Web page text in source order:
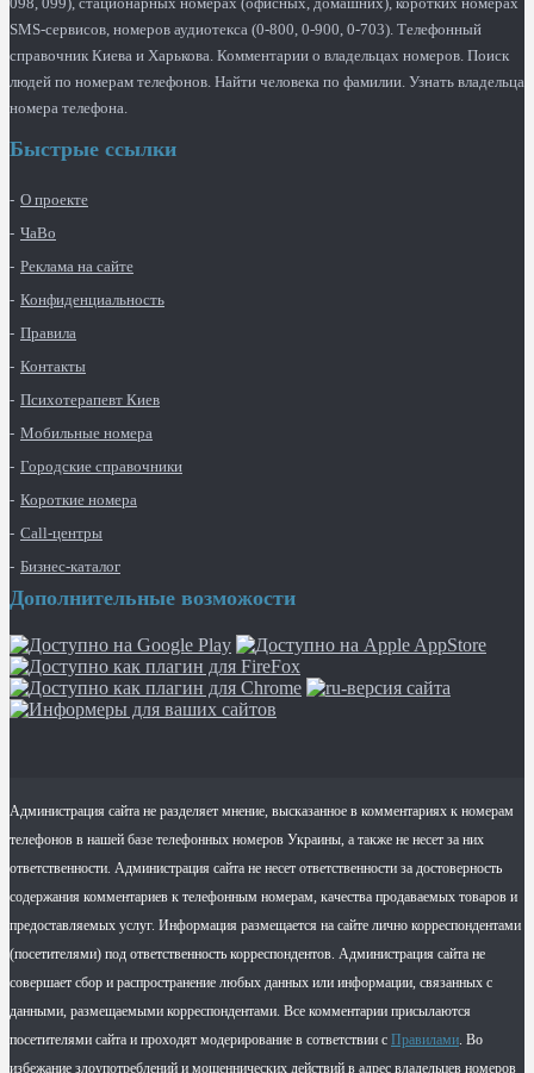
SMS-сервисов, номеров аудиотекса (0-800, 0-900, 0-703). Телефонный
справочник Киева и Харькова. Комментарии о владельцах номеров. Поиск
людей по номерам телефонов. Найти человека по фамилии. Узнать владельца
номера телефона.
Быстрые ссылки
О проекте
ЧаВо
Реклама на сайте
Конфиденциальность
Правила
Контакты
Психотерапевт Киев
Мобильные номера
Городские справочники
Короткие номера
Call-центры
Бизнес-каталог
Дополнительные возможости
Администрация сайта не разделяет мнение, высказанное в комментариях к номерам
телефонов в нашей базе телефонных номеров Украины, а также не несет за них
ответственности. Администрация сайта не несет ответственности за достоверность
содержания комментариев к телефонным номерам, качества продаваемых товаров и
предоставляемых услуг. Информация размещается на сайте лично корреспондентами
(посетителями) под ответственность корреспондентов. Администрация сайта не
совершает сбор и распространение любых данных или информации, связанных с
данными, размещаемыми корреспондентами. Все комментарии присылаются
посетителями сайта и проходят модерирование в сответствии с Правилами. Во
избежание злоупотреблений и мошеннических действий в адрес владельцев номеров